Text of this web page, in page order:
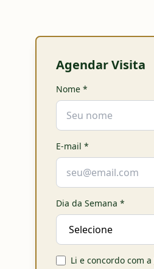
Agendar Visita
Nome *
E-mail *
Dia da Semana *
Li e concordo com a